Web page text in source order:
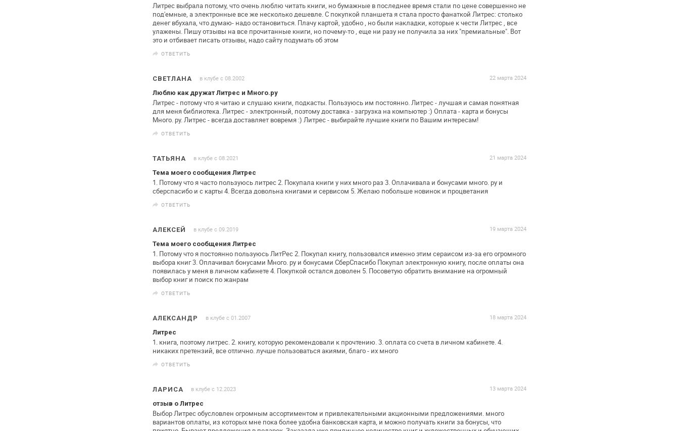
Литрес выбрала потому, что очень люблю читать книги, нобумажные в последнее время стали по цене совершенно не
под'емные, а электронные все же несколько дешевле. С покупкой планшета я стала просто фанаткой Литрес: столько
денег вбухала, что думаю- надо остановиться. Плачу картой, удобно , но были накладки, которые к чести Литрес , все
улажены. Пишу отзывы на все прочитанные книги, но почему-то, еще ни разу не получила за них "премиальные". Вот
это и отбивает писать отзывы, надо сайту подумать об этом
ОТВЕТИТЬ
СВЕТЛАНА в клубе с 08.2002
22 марта 2024
Люблю как дружат Литрес и Много.ру
Литрес - потому что я читаю и слушаю книги, подкасты. Пользуюсь им постоянно.Литрес - лучшая и самая понятная
для меня библиотека.Литрес - электронный, поэтому доставка - загрузка на компьютер :) Оплата - карта и бонусы
Много. ру.Литрес - всегда доставляет вовремя :) Литрес - выбирайте лучшие книги по Вашим интересам!
ОТВЕТИТЬ
ТАТЬЯНА в клубе с 08.2021
21 марта 2024
Тема моего сообщения Литрес
1. Потому что я часто пользуюсь литрес2. Покупала книги у них много раз 3. Оплачивала и бонусами много. ру и
сберспасибо и с карты 4. Всегда довольна книгами и сервисом 5. Желаю побольше новинок и процветания
ОТВЕТИТЬ
АЛЕКСЕЙ в клубе с 09.2019
19 марта 2024
Тема моего сообщения Литрес
1. Потому что я постоянно пользуюсь ЛитРес2. Покупал книгу, пользовался именно этим сераисом из-за егоогромного
выбора книг3. Оплачивал бонусами Много. ру и бонусами СберСпасибо Покупал электронную книгу, после оплаты она
появилась у меня в личном кабинете4. Покупкой остался доволен 5. Посоветую обратить внимание на огромный
выбор книг и поиск по жанрам
ОТВЕТИТЬ
АЛЕКСАНДР в клубе с 01.2007
18 марта 2024
Литрес
1. книга, поэтому литрес.2. книгу, которую рекомендовали к прочтению.3. оплата со счета в личном кабинете.4.
никаких претензий, все отлично.лучше пользоваться акиями, благо - их много
ОТВЕТИТЬ
ЛАРИСА в клубе с 12.2023
13 марта 2024
отзыв о Литрес
Выбор Литрес обусловлен огромным ассортиментом и привлекательными акционными предложениями. много
вариантовоплаты, из которых мне пока более удобна банковская карта, и можно получать книги за бонусы, что